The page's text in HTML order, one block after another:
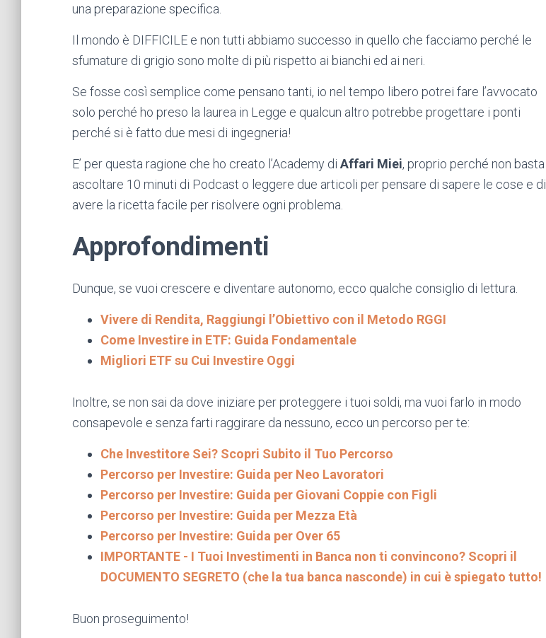
una preparazione specifica.
Il mondo è DIFFICILE e non tutti abbiamo successo in quello che facciamo perché le
sfumature di grigio sono molte di più rispetto ai bianchi ed ai neri.
Se fosse così semplice come pensano tanti, io nel tempo libero potrei fare l’avvocato
solo perché ho preso la laurea in Legge e qualcun altro potrebbe progettare i ponti
perché si è fatto due mesi di ingegneria!
E’ per questa ragione che ho creato l’Academy di Affari Miei, proprio perché non basta
ascoltare 10 minuti di Podcast o leggere due articoli per pensare di sapere le cose e di
avere la ricetta facile per risolvere ogni problema.
Approfondimenti
Dunque, se vuoi crescere e diventare autonomo, ecco qualche consiglio di lettura.
Vivere di Rendita, Raggiungi l’Obiettivo con il Metodo RGGI
Come Investire in ETF: Guida Fondamentale
Migliori ETF su Cui Investire Oggi
Inoltre, se non sai da dove iniziare per proteggere i tuoi soldi, ma vuoi farlo in modo
consapevole e senza farti raggirare da nessuno, ecco un percorso per te:
Che Investitore Sei? Scopri Subito il Tuo Percorso
Percorso per Investire: Guida per Neo Lavoratori
Percorso per Investire: Guida per Giovani Coppie con Figli
Percorso per Investire: Guida per Mezza Età
Percorso per Investire: Guida per Over 65
IMPORTANTE - I Tuoi Investimenti in Banca non ti convincono? Scopri il
DOCUMENTO SEGRETO (che la tua banca nasconde) in cui è spiegato tutto!
Buon proseguimento!